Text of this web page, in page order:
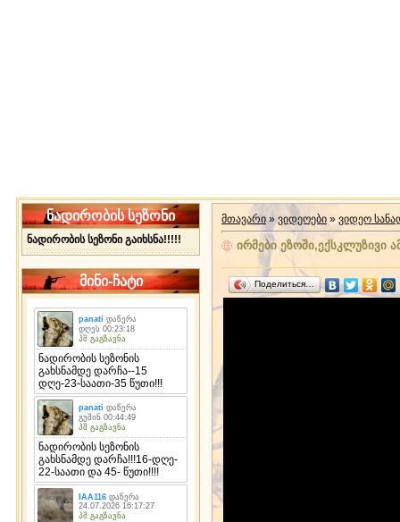
ნადირობის სეზონი
ნადირობის სეზონი გაიხსნა!!!!!
მინი-ჩატი
მთავარი » ვიდეოები » ვიდეო
ირმები ეზოში,ექსკლუზივი
Поделиться…